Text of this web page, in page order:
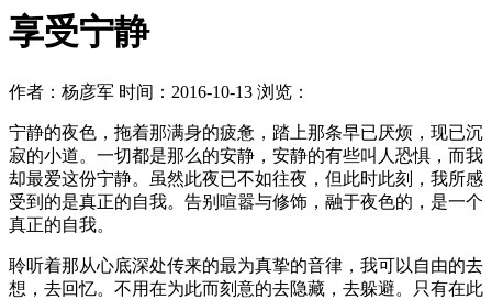
享受宁静
作者：杨彦军 时间：2016-10-13 浏览：
宁静的夜色，拖着那满身的疲惫，踏上那条早已厌烦，现已沉
寂的小道。一切都是那么的安静，安静的有些叫人恐惧，而我
却最爱这份宁静。虽然此夜已不如往夜，但此时此刻，我所感
受到的是真正的自我。告别喧嚣与修饰，融于夜色的，是一个
真正的自我。
聆听着那从心底深处传来的最为真挚的音律，我可以自由的去
想，去回忆。不用在为此而刻意的去隐藏，去躲避。只有在此